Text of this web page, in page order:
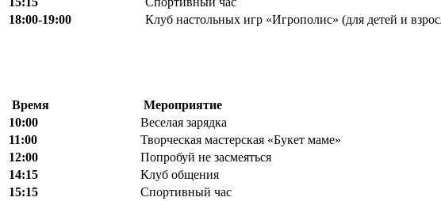
18:00-19:00 Клуб настольных игр «Игрополис» (для детей и
Время Мероприятие
10:00
Веселая зарядка
11:00
Творческая мастерская «Букет маме»
12:00
Попробуй не засмеяться
14:15
Клуб общения
15:15 Спортивный час